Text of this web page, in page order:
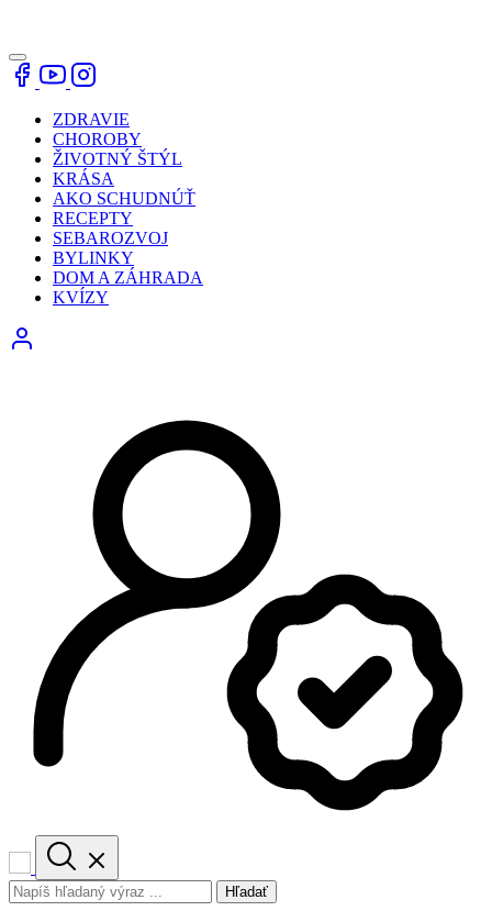
ZDRAVIE
CHOROBY
ŽIVOTNÝ ŠTÝL
KRÁSA
AKO SCHUDNÚŤ
RECEPTY
SEBAROZVOJ
BYLINKY
DOM A ZÁHRADA
KVÍZY
Hľadať